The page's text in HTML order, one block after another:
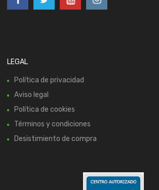
LEGAL
Política de privacidad
Aviso legal
Política de cookies
Términos y condiciones
Desistimiento de compra